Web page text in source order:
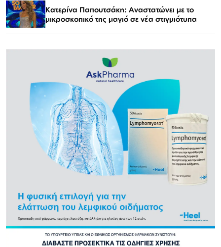
Κατερίνα Παπουτσάκη: Αναστατώνει με το
μικροσκοπικό της μαγιό σε νέα στιγμιότυπα